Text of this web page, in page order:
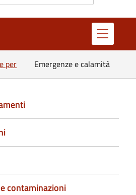
per Emergenze e calamità
contaminazioni